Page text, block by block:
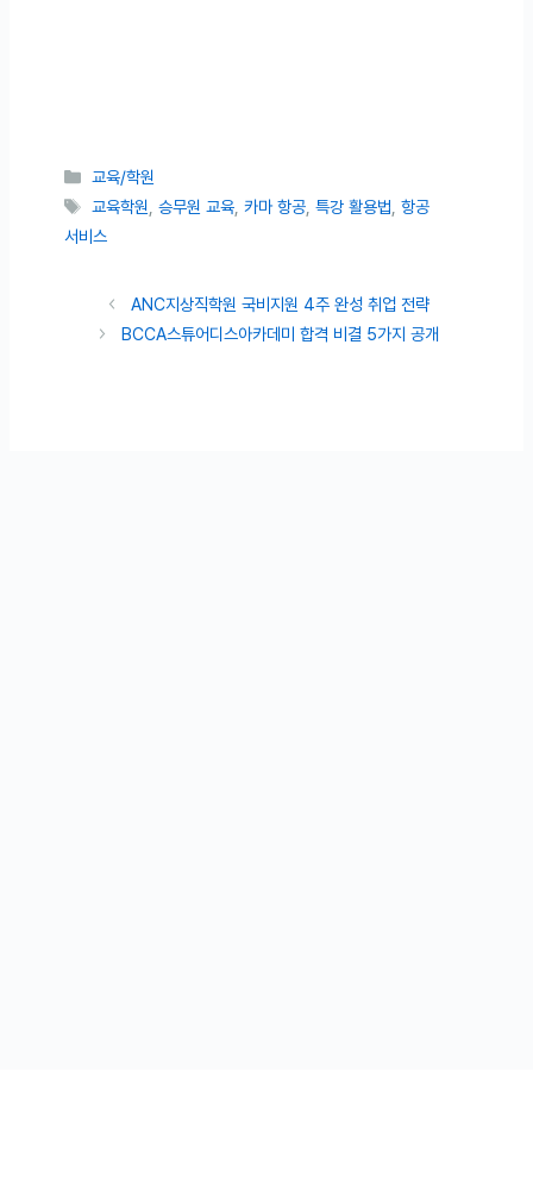
카테고리
교육/학원
태그
교육학원 ,승무원 교육 ,카마 항공 ,특강 활용법 ,항공
서비스
ANC지상직학원 국비지원 4주 완성 취업 전략
BCCA스튜어디스아카데미 합격 비결 5가지 공개